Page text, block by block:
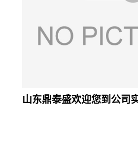
山东鼎泰盛欢迎您到公司